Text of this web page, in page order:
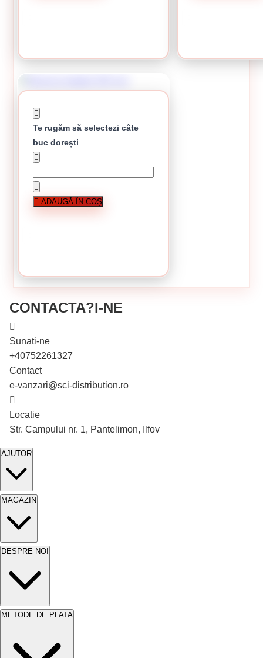
În stoc
În stoc
Rezerva trafalet 250 mm
15.59 lei / buc
Te rugăm să selectezi câte
buc dorești
ADAUGĂ ÎN COȘ
CONTACTA?I-NE
Sunati-ne
+40752261327
Contact
e-vanzari@sci-distribution.ro
Locatie
Str. Campului nr. 1, Pantelimon, Ilfov
AJUTOR
MAGAZIN
DESPRE NOI
METODE DE PLATA